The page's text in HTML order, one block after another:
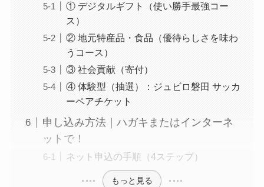
① デジタルギフト（使い勝手最強コー
ス）
② 地元特産品・食品（優待らしさを味わ
うコース）
③ 社会貢献（寄付）
④ 体験型（抽選）：ジュビロ磐田 サッカ
ーペアチケット
申し込み方法｜ハガキまたはインターネ
ットで！
ネット申込の手順（4ステップ）
もっと見る